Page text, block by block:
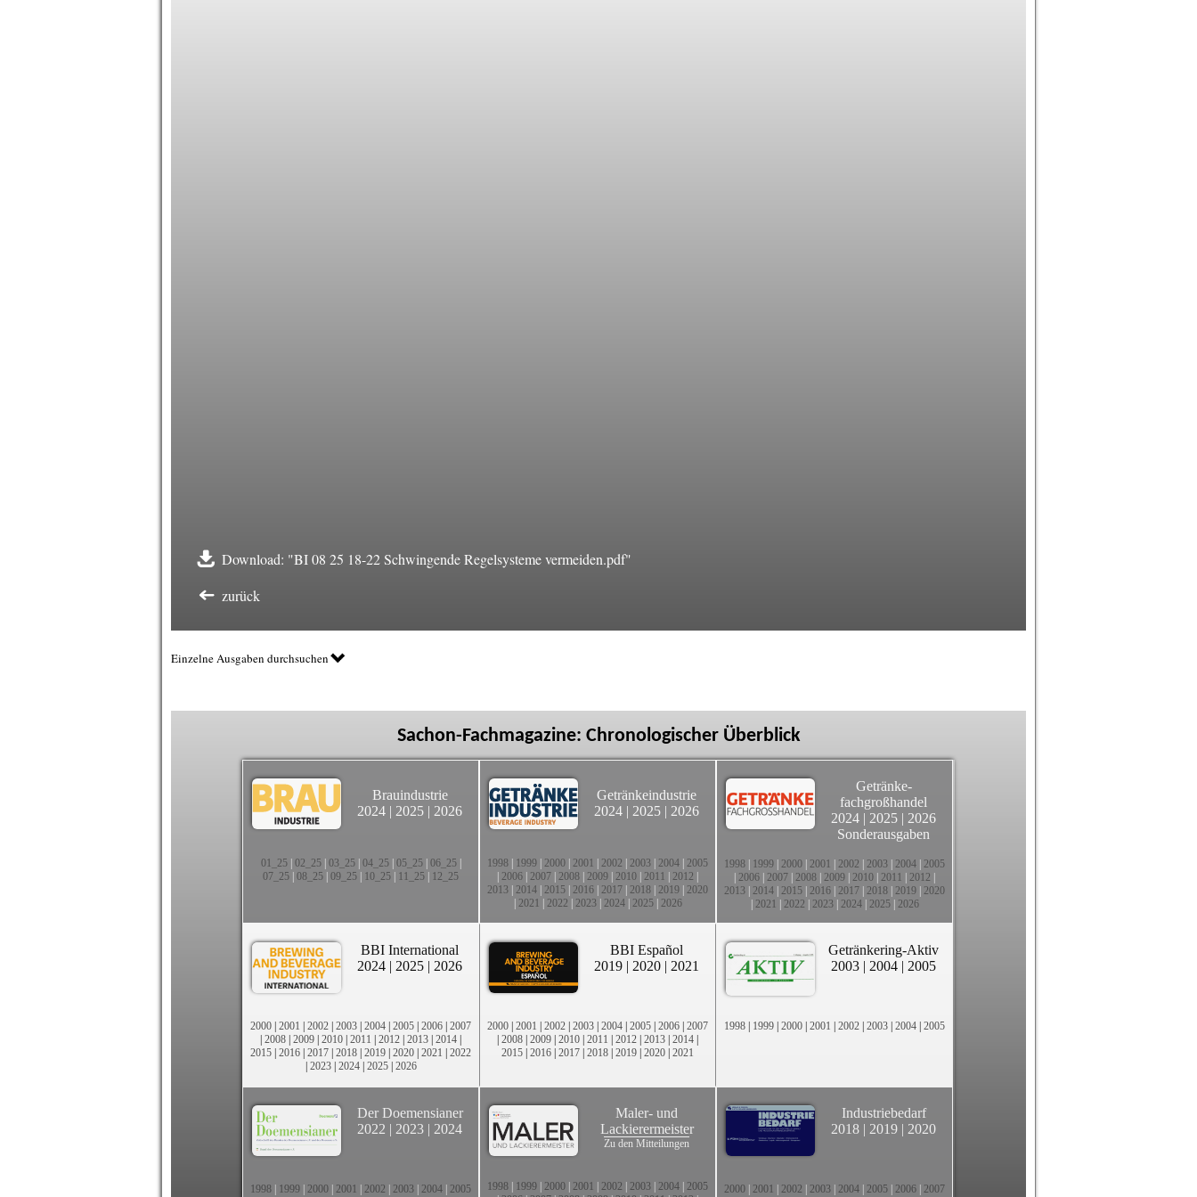
Download: "BI 08 25 18-22 Schwingende Regelsysteme vermeiden.pdf"
zurück
Einzelne Ausgaben durchsuchen
Sachon-Fachmagazine: Chronologischer Überblick
Brauindustrie
2024 | 2025 | 2026
01_25| 02_25| 03_25| 04_25| 05_25| 06_25|
07_25 08_25 09_25 10_25 11_25 12_25
Getränkeindustrie
2024 | 2025 | 2026
1998 1999 2000 2001 2002 2003 2004 2005
2006 2007 2008 2009 2010 2011 2012
2013 2014 2015 2016 2017 2018 2019 2020
2021 2022 2023| 2024| 2025| 2026
Getränke-
fachgroßhandel
2024 | 2025 | 2026
Sonderausgaben
1998 1999 2000 2001 2002 2003 2004 2005
2006 2007 2008 2009 2010 2011 2012
2013 2014 2015 2016 2017 2018 2019 2020
2021 2022 2023| 2024| 2025| 2026
BBI International
2024 | 2025 | 2026
2000 | 2001 | 2002 | 2003 | 2004 | 2005 | 2006 | 2007
| 2008 | 2009 | 2010 | 2011 | 2012 | 2013 | 2014 |
2015 | 2016 | 2017 | 2018 | 2019 | 2020 | 2021 | 2022
| 2023| 2024| 2025| 2026
BBI Español
2019 | 2020 | 2021
2000 | 2001 | 2002 | 2003 | 2004 | 2005 | 2006 | 2007
| 2008 | 2009 | 2010 | 2011 | 2012 | 2013 | 2014 |
2015 | 2016 | 2017 | 2018 | 2019 | 2020 | 2021
Getränkering-Aktiv
2003 | 2004 | 2005
1998 | 1999 | 2000 | 2001 | 2002 | 2003 | 2004 | 2005
Der Doemensianer
2022 | 2023 | 2024
1998 1999 2000 2001 2002 2003 2004 2005
Maler- und
Lackierermeister
Zu den Mitteilungen
1998 1999 2000 2001 2002 2003 2004 2005
Industriebedarf
2018 | 2019 | 2020
2000 2001 2002 2003 2004 2005 2006 2007